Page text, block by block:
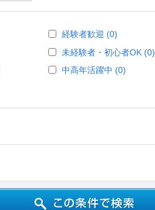
経験者歓迎 (0)
未経験者・初心者OK (0)
中高年活躍中 (0)